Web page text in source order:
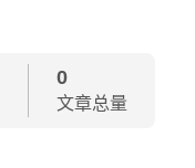
0
文章总量